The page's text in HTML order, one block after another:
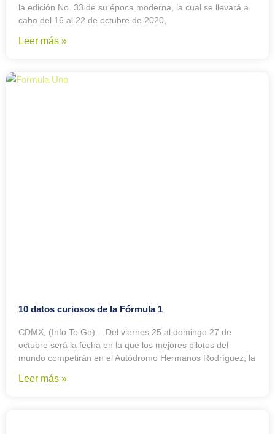
la edición No. 33 de su época moderna, la cual se llevará a
cabo del 16 al 22 de octubre de 2020,
Leer más »
10 datos curiosos de la Fórmula 1
CDMX, (Info To Go).- Del viernes 25 al domingo 27 de
octubre será la fecha en la que los mejores pilotos del
mundo competirán en el Autódromo Hermanos Rodríguez, la
Leer más »